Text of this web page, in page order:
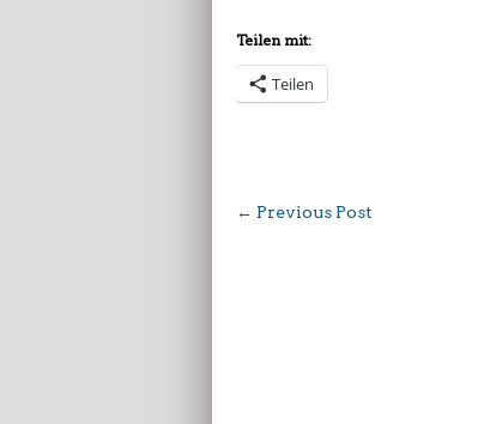
Teilen mit:
Teilen
← Previous Post